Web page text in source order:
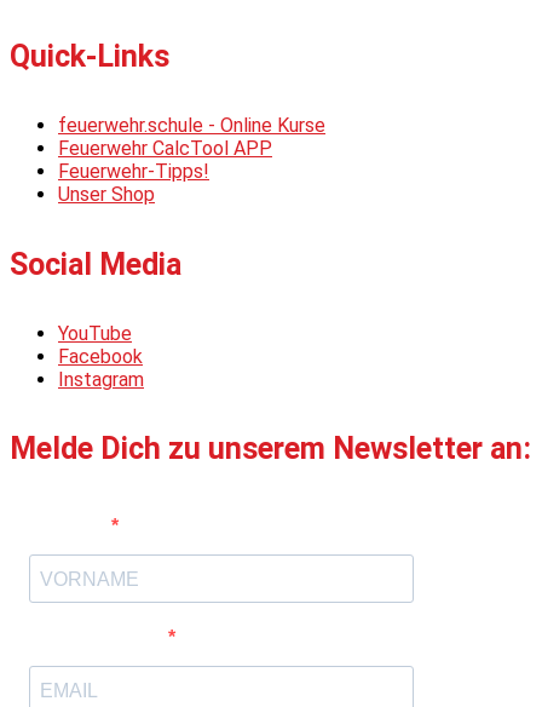
Quick-Links
feuerwehr.schule - Online Kurse
Feuerwehr CalcTool APP
Feuerwehr-Tipps!
Unser Shop
Social Media
YouTube
Facebook
Instagram
Melde Dich zu unserem Newsletter an: